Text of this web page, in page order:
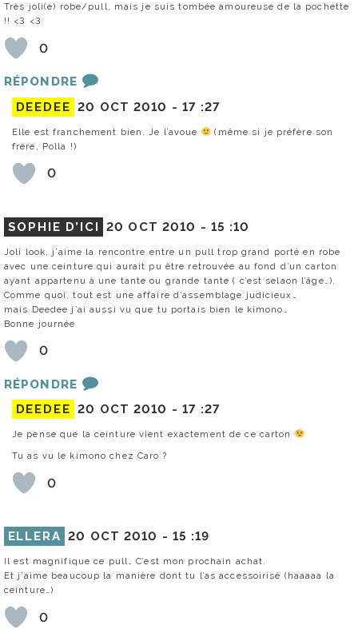
Très joli(e) robe/pull, mais je suis tombée amoureuse de la pochette
!! <3 <3
0
RÉPONDRE
DEEDEE 20 OCT 2010 - 17 :27
Elle est franchement bien. Je l’avoue
(même si je préfère son
frère, Polla !)
0
SOPHIE D’ICI 20 OCT 2010 - 15 :10
Joli look, j’aime la rencontre entre un pull trop grand porté en robe
avec une ceinture qui aurait pu être retrouvée au fond d’un carton
ayant appartenu à une tante ou grande tante ( c’est selaon l’âge…).
Comme quoi, tout est une affaire d’assemblage judicieux…
mais Deedee j’ai aussi vu que tu portais bien le kimono…
Bonne journée
0
RÉPONDRE
DEEDEE 20 OCT 2010 - 17 :27
Je pense que la ceinture vient exactement de ce carton
Tu as vu le kimono chez Caro ?
0
ELLERA 20 OCT 2010 - 15 :19
Il est magnifique ce pull… C’est mon prochain achat.
Et j’aime beaucoup la manière dont tu l’as accessoirisé (haaaaa la
ceinture…)
0